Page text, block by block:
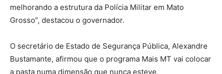
melhorando a estrutura da Polícia Militar em Mato
Grosso”, destacou o governador.
O secretário de Estado de Segurança Pública, Alexandre
Bustamante, afirmou que o programa Mais MT vai colocar
a pasta numa dimensão que nunca esteve,